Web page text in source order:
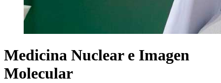
Medicina Nuclear e Imagen
Molecular